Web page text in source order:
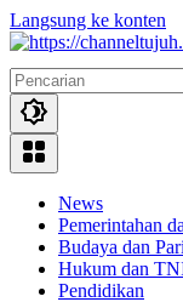
Langsung ke konten
News
Pemerintahan
Budaya dan
Hukum dan
Pendidikan